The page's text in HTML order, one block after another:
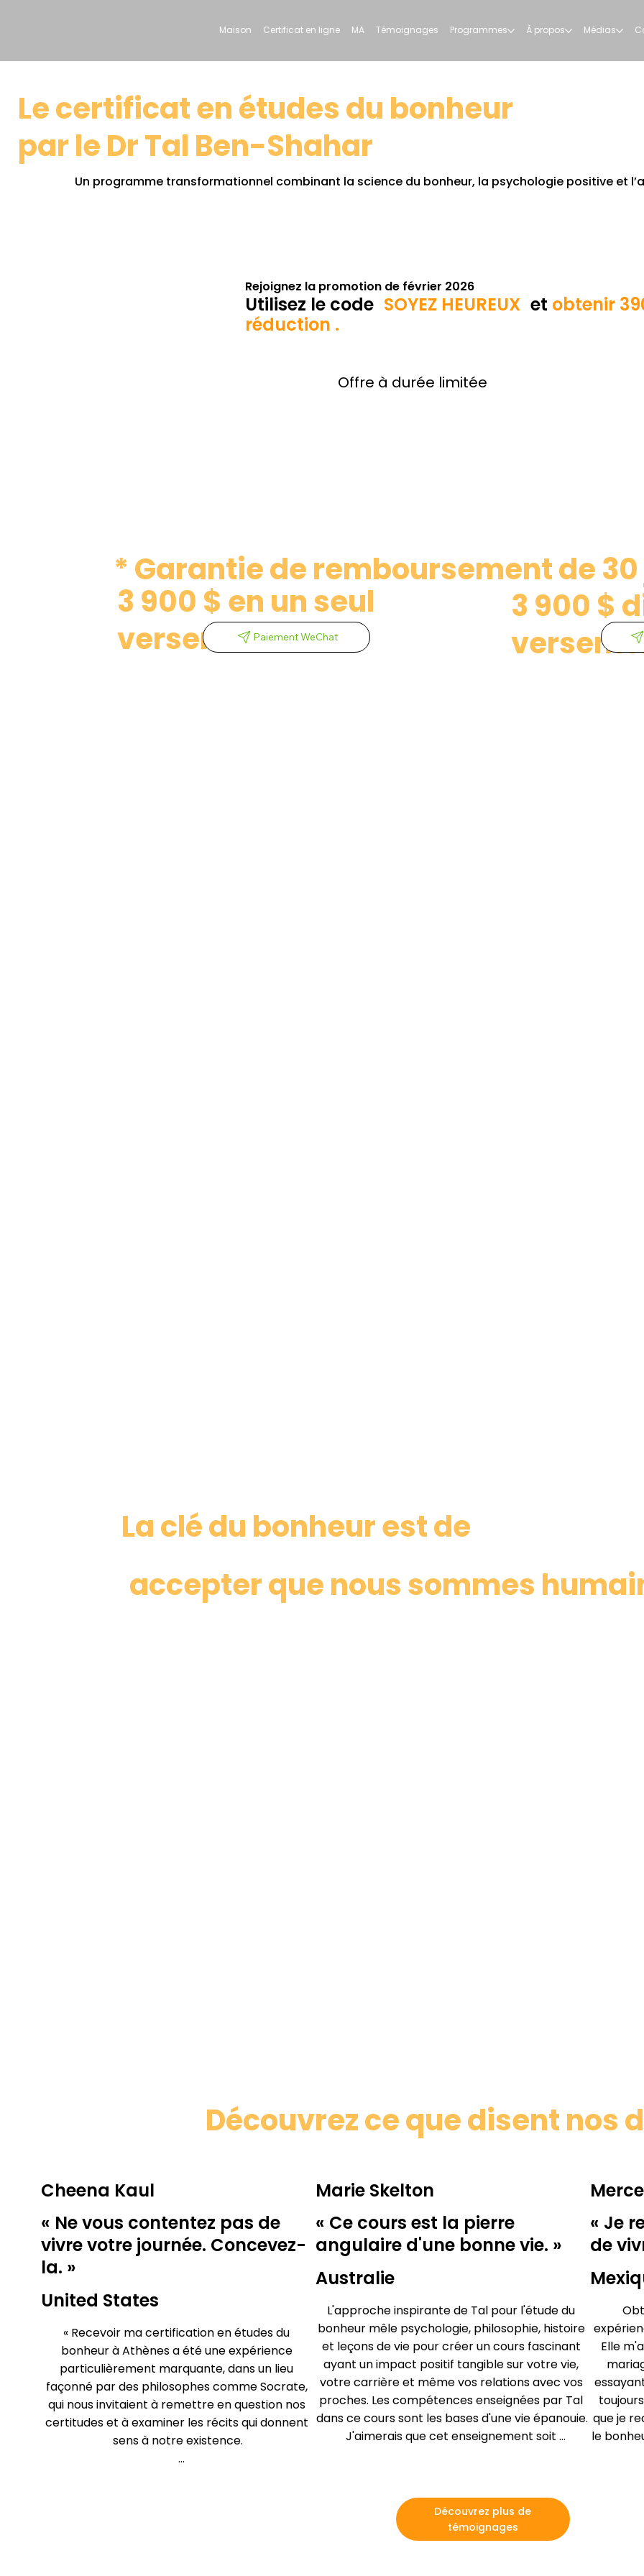
Maison Certificat en ligne MA Témoignages Programmes À propos Médias
Le certificat en études du bonheur
par le Dr Tal Ben-Shahar
Un programme transformationnel combinant la science du bonheur, la psychologie positive et
Rejoignez la promotion de février 2026
Utilisez le code SOYEZ HEUREUX et obtenir
réduction .
Offre à durée limitée
La clé du bonheur est de
accepter que nous sommes
* Garantie de remboursement de
3 900 $ en un seul
versementPaiement WeChat
3 900 $
Découvrez ce que disent nos
Cheena Kaul
« Ne vous contentez pas de
vivre votre journée. Concevez-
la. »
United States
« Recevoir ma certification en études du
bonheur à Athènes a été une expérience
particulièrement marquante, dans un lieu
façonné par des philosophes comme Socrate,
qui nous invitaient à remettre en question nos
certitudes et à examiner les récits qui donnent
sens à notre existence.
Marie Skelton
« Ce cours est la pierre
angulaire d'une bonne vie. »
Australie
L'approche inspirante de Tal pour l'étude du
bonheur mêle psychologie, philosophie, histoire
et leçons de vie pour créer un cours fascinant
ayant un impact positif tangible sur votre vie,
votre carrière et même vos relations avec vos
proches. Les compétences enseignées par Tal
dans ce cours sont les bases d'une vie épanouie.
J'aimerais que cet enseignement soit
« Je
de
Elle
que je
le
Découvrez plus de
témoignages